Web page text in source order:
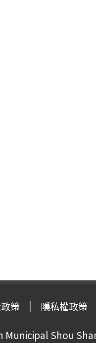
策 隱私權政策
Municipal Shou